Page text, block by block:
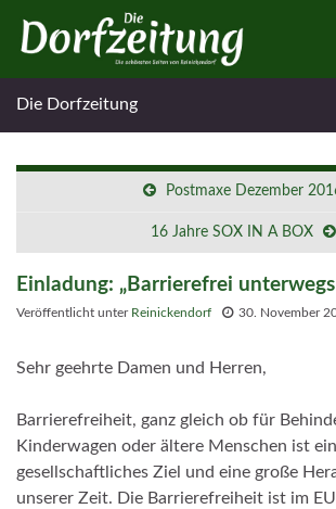
Die Dorfzeitung
Postmaxe Dezember
16 Jahre SOX IN A BOX
Einladung: „Barrierefrei unterwegs
Veröffentlicht unter Reinickendorf 30. November
Sehr geehrte Damen und Herren,
Barrierefreiheit, ganz gleich ob für
Kinderwagen oder ältere Menschen ist ein
gesellschaftliches Ziel und eine große
unserer Zeit. Die Barrierefreiheit ist im